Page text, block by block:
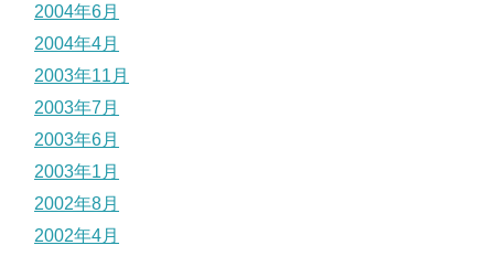
2004年6月
2004年4月
2003年11月
2003年7月
2003年6月
2003年1月
2002年8月
2002年4月